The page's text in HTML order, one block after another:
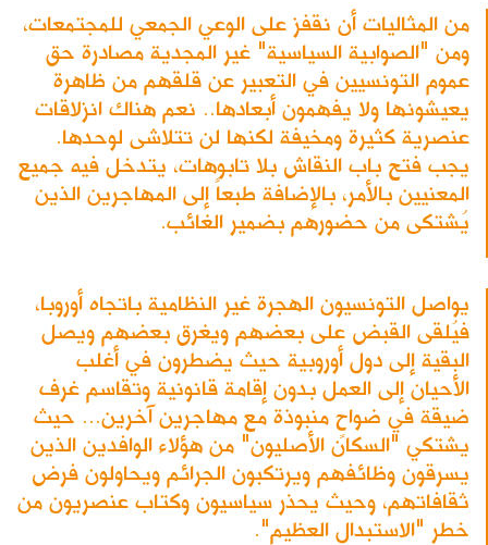
من المثاليات أن نقفز على الوعي الجمعي للمجتمعات،
ومن "الصوابية السياسية" غير المجدية مصادرة حق
عموم التونسيين في التعبير عن قلقهم من ظاهرة
يعيشونها ولا يفهمون أبعادها.. نعم هناك انزلاقات
عنصرية كثيرة ومخيفة لكنها لن تتلاشى لوحدها.
يجب فتح باب النقاش بلا تابوهات، يتدخل فيه جميع
المعنيين بالأمر، بالإضافة طبعاً إلى المهاجرين الذين
يُشتكى من حضورهم بضمير الغائب.
يواصل التونسيون الهجرة غير النظامية باتجاه أوروبا،
فيُلقى القبض على بعضهم ويغرق بعضهم ويصل
البقية إلى دول أوروبية حيث يضطرون في أغلب
الأحيان إلى العمل بدون إقامة قانونية وتقاسم غرف
ضيقة في ضواحٍ منبوذة مع مهاجرين آخرين... حيث
يشتكي "السكان الأصليون" من هؤلاء الوافدين الذين
يسرقون وظائفهم ويرتكبون الجرائم ويحاولون فرض
ثقافاتهم، وحيث يحذر سياسيون وكتاب عنصريون من
خطر "الاستبدال العظيم".